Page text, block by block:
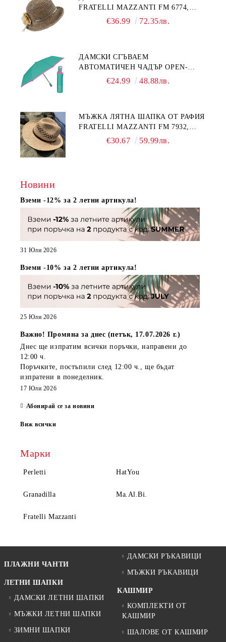
FRATELLI MAZZANTI FM 6774,
НАТУРАЛЕН/ЖЪЛТО ЦВЕТЕ
€36.99 72.35лв.
ДАМСКИ СГЪВАЕМ
АВТОМАТИЧЕН ЧАДЪР OPEN-
CLOSE | PERLETTI TECHNOLOGY
€24.99 48.88лв.
МЪЖКА ЛЯТНА ШАПКА ОТ РАФИЯ
FRATELLI MAZZANTI FM 7932,
НАТУРАЛЕН
€30.67 59.99лв.
Новини
Вземи -12% за 2 летни артикула!
31 Юли 2026
Вземи -10% за 2 летни артикула!
25 Юли 2026
Важно! Промяна за днес (петък, 17.07.2026 г.)
Днес ще изпратим всички поръчки, направенидо
12:00 ч.
Поръчките, постъпили след 12:00 ч. , ще бъдат
изпратени в понеделник.
17 Юли 2026
Абонирай се за новини
Виж всички
Марки
Perletti HatYou
Granadilla Ma.Al.Bi.
Fratelli Mazzanti
ПЛАЖНИ ЧАНТИ
ЛЕТНИ ШАПКИ
ДАМСКИ ЛЕТНИ ШАПКИ
МЪЖКИ ЛЕТНИ ШАПКИ
ЗИМНИ ШАПКИ
ДАМСКИ РЪКАВИЦИ
МЪЖКИ РЪКАВИЦИ
КАШМИР
КОМПЛЕКТИ ОТ
КАШМИР
ШАЛОВЕ ОТ КАШМИР